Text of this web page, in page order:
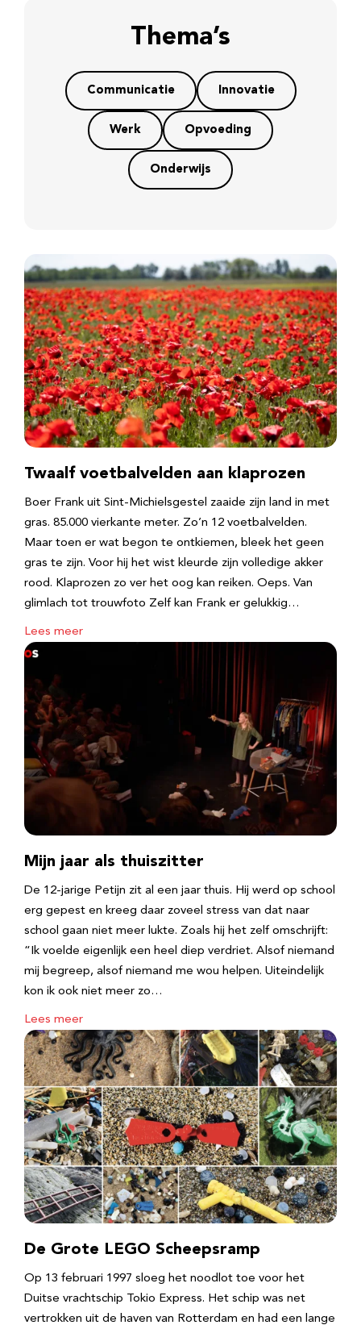
Thema’s
Communicatie Innovatie
Werk Opvoeding
Onderwijs
Twaalf voetbalvelden aan klaprozen
Boer Frank uit Sint-Michielsgestel zaaide zijn land in met
gras. 85.000 vierkante meter. Zo’n 12 voetbalvelden.
Maar toen er wat begon te ontkiemen, bleek het geen
gras te zijn. Voor hij het wist kleurde zijn volledige akker
rood. Klaprozen zo ver het oog kan reiken. Oeps. Van
glimlach tot trouwfoto Zelf kan Frank er gelukkig…
Lees meer
Mijn jaar als thuiszitter
De 12-jarige Petijn zit al een jaar thuis. Hij werd op school
erg gepest en kreeg daar zoveel stress van dat naar
school gaan niet meer lukte. Zoals hij het zelf omschrijft:
“Ik voelde eigenlijk een heel diep verdriet. Alsof niemand
mij begreep, alsof niemand me wou helpen. Uiteindelijk
kon ik ook niet meer zo…
Lees meer
De Grote LEGO Scheepsramp
Op 13 februari 1997 sloeg het noodlot toe voor het
Duitse vrachtschip Tokio Express. Het schip was net
vertrokken uit de haven van Rotterdam en had een lange